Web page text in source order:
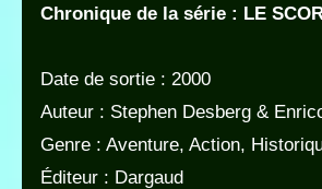
Chronique de la série : LE
Date de sortie : 2000
Auteur : Stephen Desberg &
Genre : Aventure, Action,
Éditeur : Dargaud